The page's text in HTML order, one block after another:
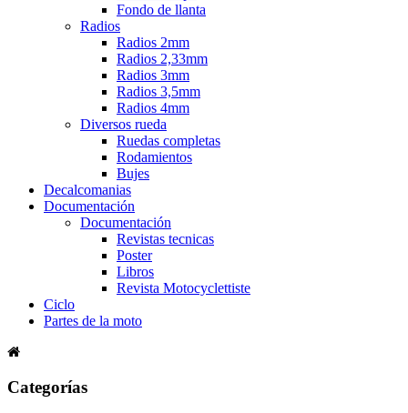
Fondo de llanta
Radios
Radios 2mm
Radios 2,33mm
Radios 3mm
Radios 3,5mm
Radios 4mm
Diversos rueda
Ruedas completas
Rodamientos
Bujes
Decalcomanias
Documentación
Documentación
Revistas tecnicas
Poster
Libros
Revista Motocyclettiste
Ciclo
Partes de la moto
Categorías